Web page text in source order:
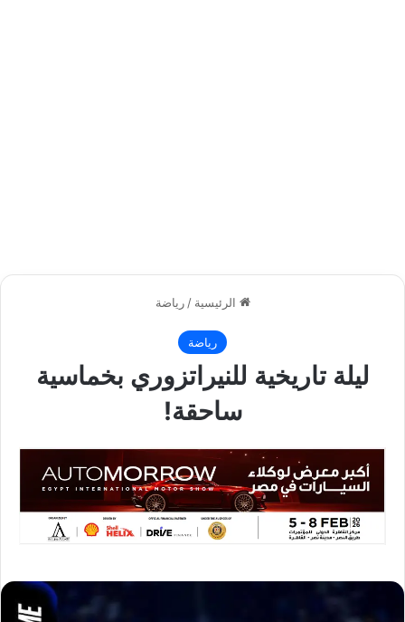
الرئيسية / رياضة
رياضة
ليلة تاريخية للنيراتزوري بخماسية
ساحقة!